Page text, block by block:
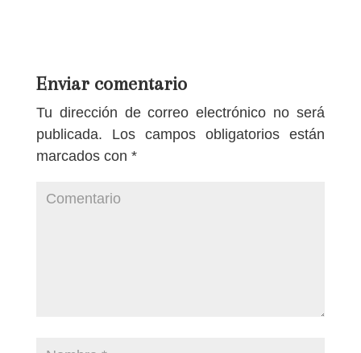
Enviar comentario
Tu dirección de correo electrónico no será
publicada. Los campos obligatorios están
marcados con *